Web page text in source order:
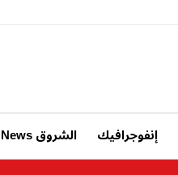
إنفوجرافيك الشروق News